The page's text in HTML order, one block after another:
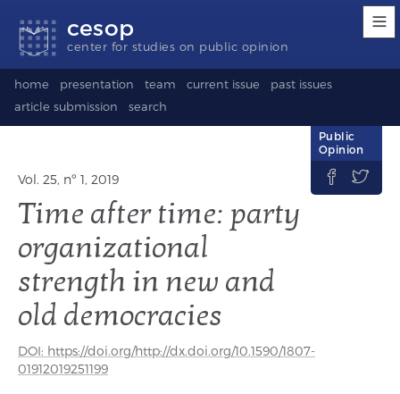
links
content
footer
selection
(Seletor
idioma)
cesop
center for studies on public opinion
home presentation team current issue
past issues
article submission
search
Vol. 25, nº 1, 2019
Time after time: party
organizational
strength in new and
old democracies
DOI: https://doi.org/http://dx.doi.org/10.1590/1807-
01912019251199
Public
Opinion
 